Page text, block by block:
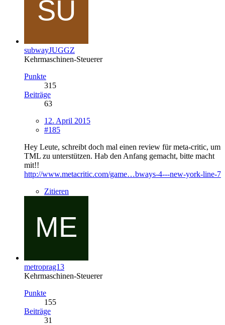
subwayJUGGZ
Kehrmaschinen-Steuerer
Punkte
315
Beiträge
63
12. April 2015
#185
Hey Leute, schreibt doch mal einen review für meta-critic, um
TML zu unterstützen. Hab den Anfang gemacht, bitte macht
mit!!
http://www.metacritic.com/game…bways-4---new-york-line-7
Zitieren
metroprag13
Kehrmaschinen-Steuerer
Punkte
155
Beiträge
31